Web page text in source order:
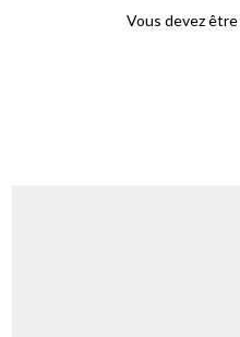
Vous devez être